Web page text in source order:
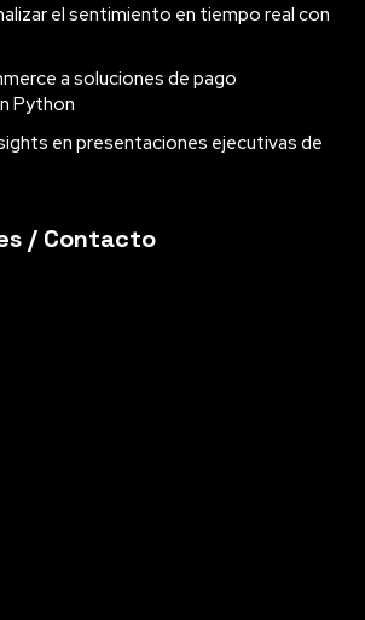
el sentimiento en tiempo real con
a soluciones de pago
Python
en presentaciones ejecutivas de
/ Contacto